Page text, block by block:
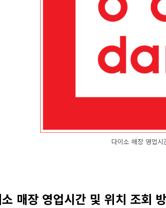
다이소 매장 영업
매장 영업시간 및 위치 조회